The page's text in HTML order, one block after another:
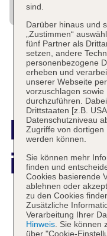
ibis
Das bietet
sind.
Darüber hinaus und
„Zustimmen“
fünf Partner als
setzen, andere
personenbezogene
erheben und
unserer Webseite
vorzuschlagen sowie
durchzuführen.
Drittstaaten [z.B.
Datenschutzniveau
Zugriffe von dortigen
werden können.
Sie können mehr
finden und
Cookies basierende
ablehnen oder
zu den Cookies
Zusätzliche
Verarbeitung Ihrer
Hinweis. Sie können
über "Cookie-